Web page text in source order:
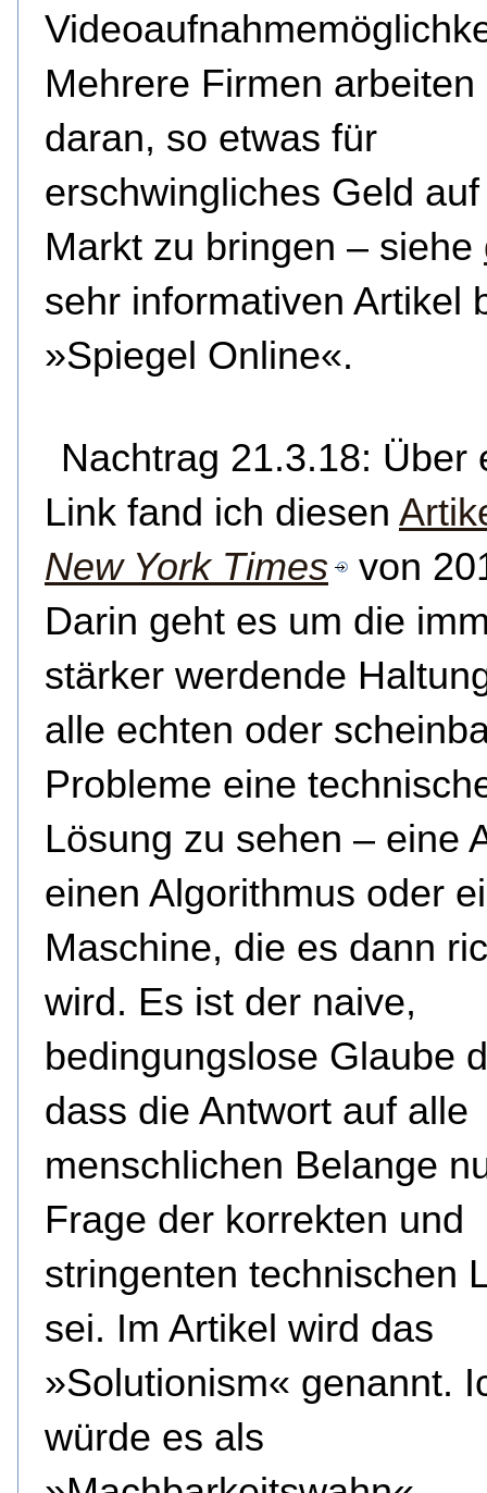
Mehrere Firmen arbeiten
daran, so etwas für
erschwingliches Geld
Markt zu bringen – siehe
sehr informativen Artikel
»Spiegel Online«.
Nachtrag 21.3.18: Über
Link fand ich diesen
New York Times
von
Darin geht es um die
stärker werdende
alle echten oder
Probleme eine
Lösung zu sehen – eine
einen Algorithmus oder
Maschine, die es dann
wird. Es ist der naive,
bedingungslose Glaube
dass die Antwort auf alle
menschlichen Belange
Frage der korrekten und
stringenten technischen
sei. Im Artikel wird das
»Solutionism« genannt.
würde es als